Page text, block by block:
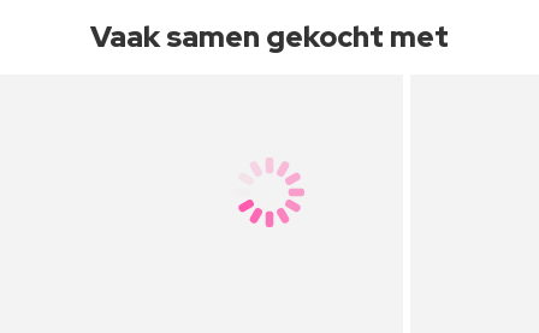
Vaak samen gekocht met